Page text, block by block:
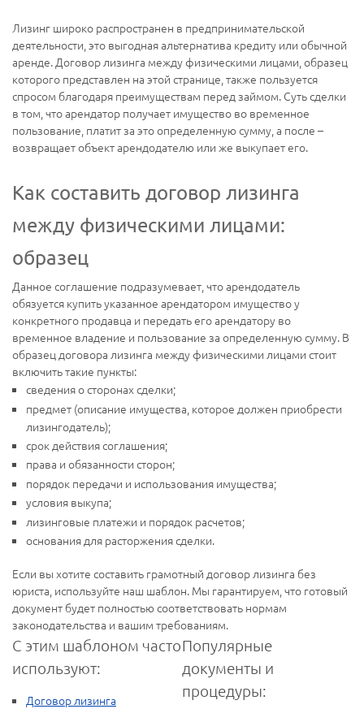
Лизинг широко распространен в предпринимательской
деятельности, это выгодная альтернатива кредиту или обычной
аренде. Договор лизинга между физическими лицами, образец
которого представлен на этой странице, также пользуется
спросом благодаря преимуществам перед займом. Суть сделки
в том, что арендатор получает имущество во временное
пользование, платит за это определенную сумму, а после –
возвращает объект арендодателю или же выкупает его.
Как составить договор лизинга
между физическими лицами:
образец
Данное соглашение подразумевает, что арендодатель
обязуется купить указанное арендатором имущество у
конкретного продавца и передать его арендатору во
временное владение и пользование за определенную сумму. В
образец договора лизинга между физическими лицами стоит
включить такие пункты:
сведения о сторонах сделки;
предмет (описание имущества, которое должен приобрести
лизингодатель);
срок действия соглашения;
права и обязанности сторон;
порядок передачи и использования имущества;
условия выкупа;
лизинговые платежи и порядок расчетов;
основания для расторжения сделки.
Если вы хотите составить грамотный договор лизинга без
юриста, используйте наш шаблон. Мы гарантируем, что готовый
документ будет полностью соответствовать нормам
законодательства и вашим требованиям.
С этим шаблоном часто
используют:
Договор лизинга
Популярные
документы и
процедуры: